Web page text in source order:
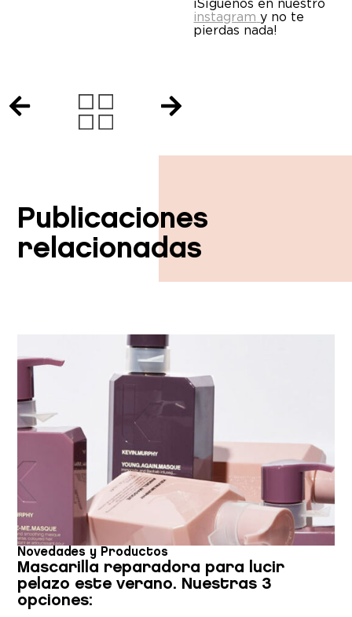
¡Síguenos en nuestro
instagram y no te
pierdas nada!
Publicaciones
relacionadas
Novedades y Productos
Mascarilla reparadora para lucir
pelazo este verano. Nuestras 3
opciones: